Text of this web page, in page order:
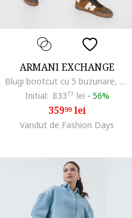
ARMANI EXCHANGE
Blugi bootcut cu 5 buzunare, Albastru inchis
Initial: 83377 lei - 56%
35999lei
Vandut de Fashion Days